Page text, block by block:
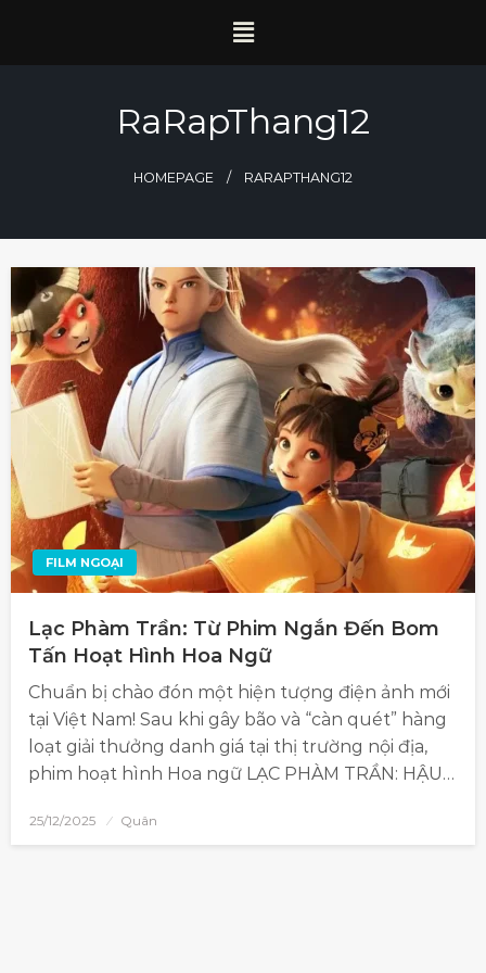
RaRapThang12
HOMEPAGE RARAPTHANG12
FILM NGOẠI
Lạc Phàm Trần: Từ Phim Ngắn Đến Bom
Tấn Hoạt Hình Hoa Ngữ
Chuẩn bị chào đón một hiện tượng điện ảnh mới
tại Việt Nam! Sau khi gây bão và “càn quét” hàng
loạt giải thưởng danh giá tại thị trường nội địa,
phim hoạt hình Hoa ngữ LẠC PHÀM TRẦN: HẬU…
25/12/2025 Quân